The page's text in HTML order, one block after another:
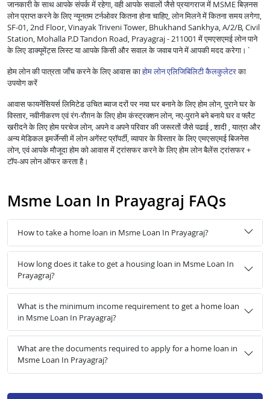
जानकारी के साथ आपके संपर्क में रहेगा, वही आपके सवालों जैसे प्रयागराज में MSME बिज़नस
लोन प्राप्त करने के लिए न्यूनतम टर्नओवर कितना होना चाहिए, लोन मिलने में कितना समय लगेगा,
SF-01, 2nd Floor, Vinayak Triveni Tower, Bhukhand Sankhya, A/2/B, Civil
Station, Mohalla P.D Tandon Road, Prayagraj - 211001 में एमएसएमई लोन पाने
के लिए डाक्यूमेंट्स लिस्ट या आपके किसी और सवाल के जवाब पाने में आपकी मदद करेगा।`
होम लोन की पात्रता जाँच करने के लिए आवास काहोम लोन एलिजिबिलिटी कैलकुलेटरका
उपयोग करें
आवास फायनेंसियर्स लिमिटेड उचित ब्याज दरों पर नया घर बनाने के लिए होम लोन, पुराने घर के
विस्तार, नवीनीकरण एवं रंग-रौग़न के लिए होम कंस्ट्रक्शन लोन, नए-पुराने बने बनाये घर व फ्लैट
खरीदने के लिए होम परचेज लोन, अपने व अपने परिवार की जरूरतों जैसे पढाई , शादी , यात्रा और
अन्य मेडिकल इमर्जेन्सी में लोन अगेंस्ट प्रॉपर्टी, व्यापार के विस्तार के लिए एमएसएमई बिजनेस
लोन, एवं आपके मौजूदा होम को आवास में ट्रांसफर करने के लिए होम लोन बैलेंस ट्रांसफर +
टॉप-अप लोन ऑफर करता है।
Msme Loan In Prayagraj FAQs
How to take a home loan in Msme Loan In Prayagraj?
How long does it take to get a housing loan in Msme Loan In
Prayagraj?
What is the minimum income requirement to get a home loan
in Msme Loan In Prayagraj?
What are the documents required to apply for a home loan in
Msme Loan In Prayagraj?